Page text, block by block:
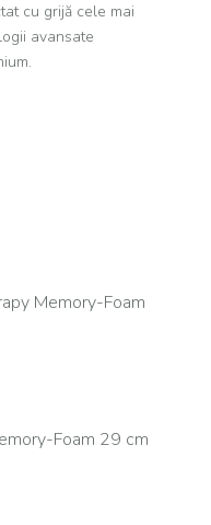
cu grijă cele mai
avansate
Memory-Foam
Foam 29 cm